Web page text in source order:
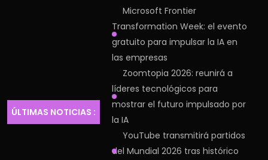
ÚLTIMAS NOTICIAS :
Microsoft Frontier
Transformation Week: el evento
gratuito para impulsar la IA en
las empresas
Zoomtopia 2026: reunirá a
líderes tecnológicos para
mostrar el futuro impulsado por
la IA
YouTube transmitirá partidos
del Mundial 2026 tras histórico